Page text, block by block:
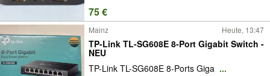
Anzeige aufgeben
75 €
Mainz Heute, 13:47
TP-Link TL-SG608E 8-Port Gigabit Switch -
NEU
TP-Link TL-SG608E 8-Ports Giga ...